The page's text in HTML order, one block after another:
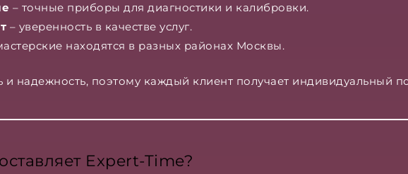
– точные приборы для диагностики и калибровки.
– уверенность в качестве услуг.
находятся в разных районах Москвы.
надежность, поэтому каждый клиент получает индивидуальный
Expert-Time?